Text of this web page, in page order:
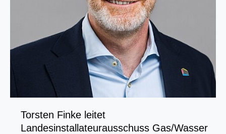
Torsten Finke leitet
Landesinstallateurausschuss Gas/Wasser